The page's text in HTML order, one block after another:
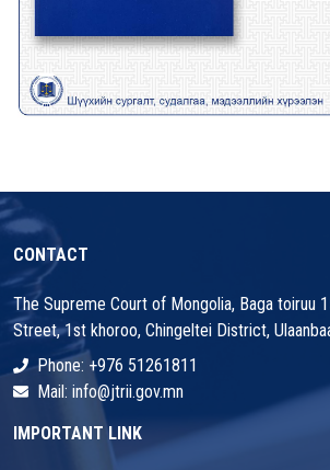
CONTACT
The Supreme Court of Mongolia, Baga toiruu
Street, 1st khoroo, Chingeltei District,
Phone: +976 51261811
Mail: info@jtrii.gov.mn
IMPORTANT LINK